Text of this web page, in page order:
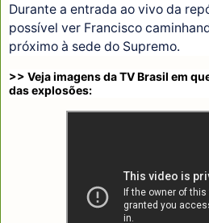
Durante a entrada ao vivo da
possível ver Francisco
próximo à sede do Supremo.
>> Veja imagens da TV Brasil em
das explosões: